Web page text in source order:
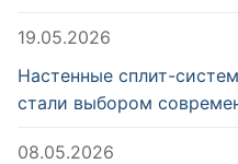
19.05.2026
Настенные сплит-
стали выбором
08.05.2026